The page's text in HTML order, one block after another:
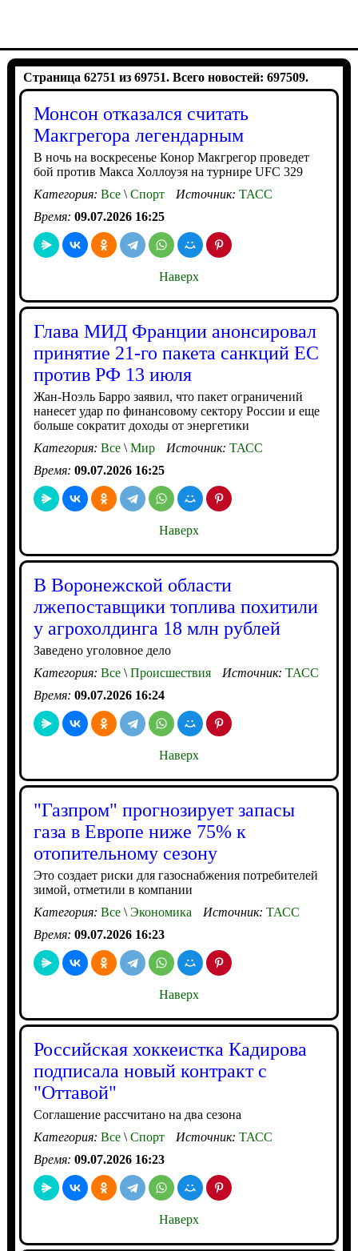
Страница 62751 из 69751. Всего новостей: 697509.
Монсон отказался считать
Макгрегора легендарным
В ночь на воскресенье Конор Макгрегор проведет
бой против Макса Холлоуэя на турнире UFC 329
Категория: Все\Спорт Источник: ТАСС
Время: 09.07.2026 16:25
Наверх
Глава МИД Франции анонсировал
принятие 21-го пакета санкций ЕС
против РФ 13 июля
Жан-Ноэль Барро заявил, что пакет ограничений
нанесет удар по финансовому сектору России и еще
больше сократит доходы от энергетики
Категория: Все\Мир Источник: ТАСС
Время: 09.07.2026 16:25
Наверх
В Воронежской области
лжепоставщики топлива похитили
у агрохолдинга 18 млн рублей
Заведено уголовное дело
Категория: Все\Происшествия Источник: ТАСС
Время: 09.07.2026 16:24
Наверх
"Газпром" прогнозирует запасы
газа в Европе ниже 75% к
отопительному сезону
Это создает риски для газоснабжения потребителей
зимой, отметили в компании
Категория: Все\Экономика Источник: ТАСС
Время: 09.07.2026 16:23
Наверх
Российская хоккеистка Кадирова
подписала новый контракт с
"Оттавой"
Соглашение рассчитано на два сезона
Категория: Все\Спорт Источник: ТАСС
Время: 09.07.2026 16:23
Наверх